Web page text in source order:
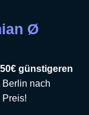
Ø
günstigeren
Berlin nach